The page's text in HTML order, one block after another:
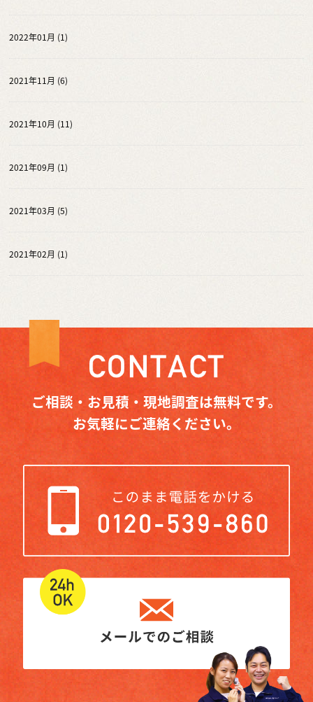
2022年01月 (1)
2021年11月 (6)
2021年10月 (11)
2021年09月 (1)
2021年03月 (5)
2021年02月 (1)
ご相談・お見積・現地調査は無料です。
お気軽にご連絡ください。